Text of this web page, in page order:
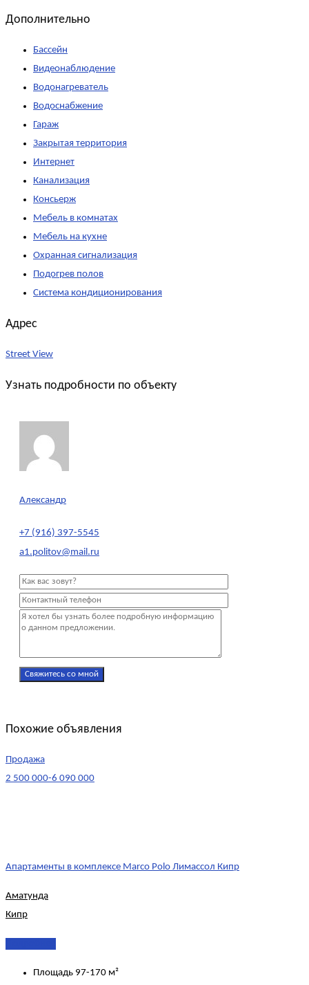
Дополнительно
Бассейн
Видеонаблюдение
Водонагреватель
Водоснабжение
Гараж
Закрытая территория
Интернет
Канализация
Консьерж
Мебель в комнатах
Мебель на кухне
Охранная сигнализация
Подогрев полов
Система кондиционирования
Адрес
Street View
Узнать подробности по объекту
Александр
+7 (916) 397-5545
a1.politov@mail.ru
Похожие объявления
Продажа
2 500 000-6 090 000
Апартаменты в комплексе Marco Polo Лимассол Кипр
Аматунда
Кипр
Площадь 97-170 м²